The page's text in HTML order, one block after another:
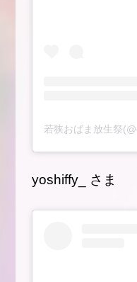
yoshiffy_ さま